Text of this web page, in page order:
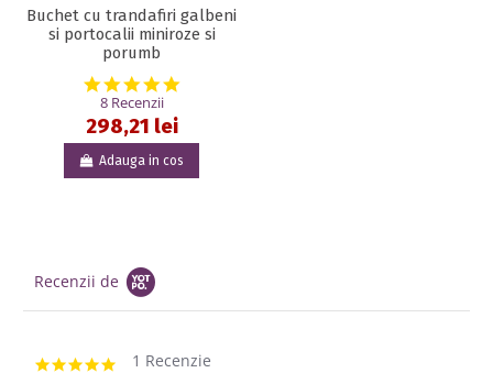
Buchet cu trandafiri galbeni
si portocalii miniroze si
porumb
5.0 star rating
8 Recenzii
298,21 lei
Adauga in cos
Recenzii de
5.0 star rating
1 Recenzie